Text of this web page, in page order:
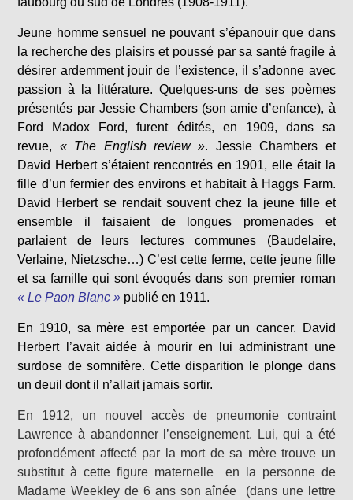
Jeune homme sensuel ne pouvant s’épanouir que dans
la recherche des plaisirs et poussé par sa santé fragile à
désirer ardemment jouir de l’existence, il s’adonne avec
passion à la littérature. Quelques-uns de ses poèmes
présentés par Jessie Chambers (son amie d’enfance), à
Ford Madox Ford, furent édités, en 1909, dans sa
revue, « The English review ». Jessie Chambers et
David Herbert s’étaient rencontrés en 1901, elle était la
fille d’un fermier des environs et habitait à Haggs Farm.
David Herbert se rendait souvent chez la jeune fille et
ensemble il faisaient de longues promenades et
parlaient de leurs lectures communes (Baudelaire,
Verlaine, Nietzsche…) C’est cette ferme, cette jeune fille
et sa famille qui sont évoqués dans son premier roman
« Le Paon Blanc » publié en 1911.
En 1910, sa mère est emportée par un cancer. David
Herbert l’avait aidée à mourir en lui administrant une
surdose de somnifère. Cette disparition le plonge dans
un deuil dont il n’allait jamais sortir.
En 1912, un nouvel accès de pneumonie contraint
Lawrence à abandonner l’enseignement. Lui, qui a été
profondément affecté par la mort de sa mère trouve un
substitut à cette figure maternelle en la personne de
Madame Weekley de 6 ans son aînée (dans une lettre